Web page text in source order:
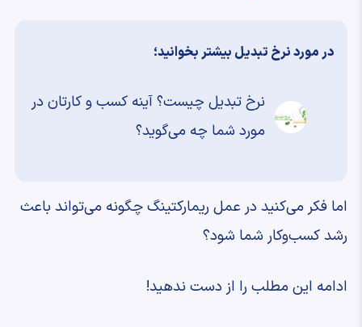
در مورد نرخ تبدیل بیشتر بخوانید؛
نرخ تبدیل چیست؟ آینه کسب و کارتان در
مورد شما چه می‌گوید؟
اما فکر می‌کنید در عمل ریمارکتینگ چگونه می‌تواند باعث
رشد کسب‌وکار شما شود؟
ادامه این مطلب را از دست ندهید!